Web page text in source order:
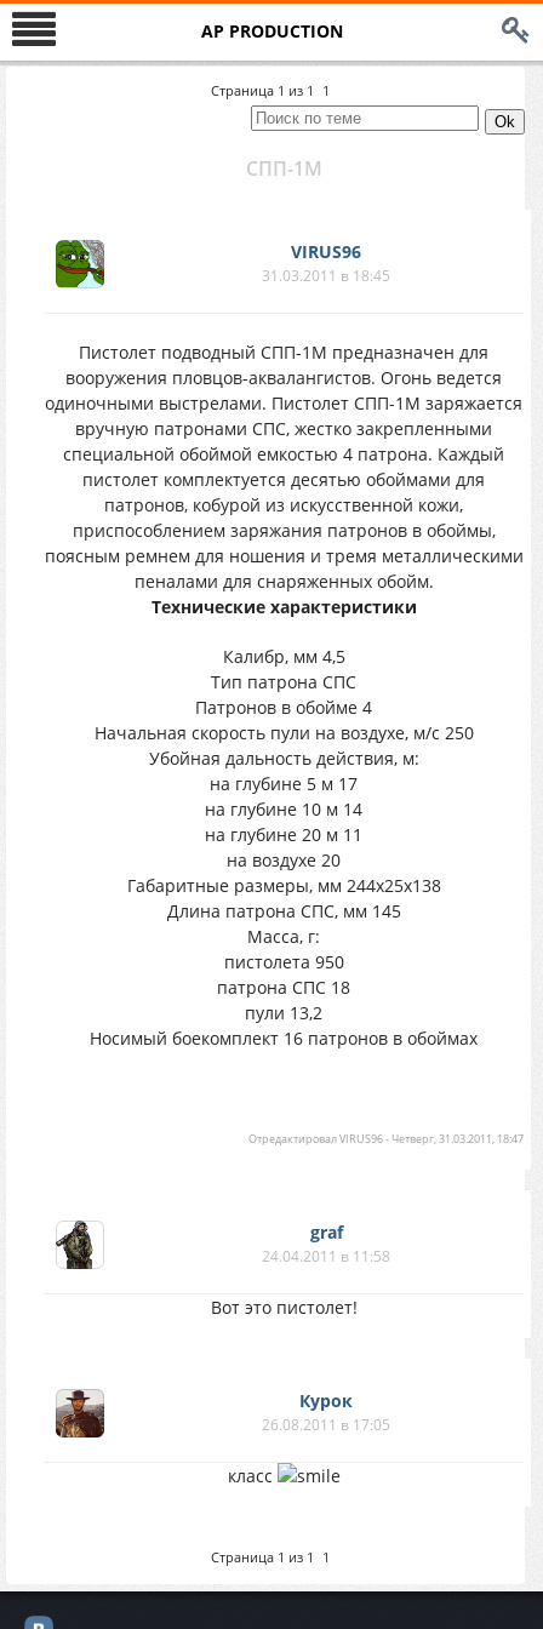
AP PRODUCTION
Страница 1 из 1 1
СПП-1М
VIRUS96
31.03.2011 в 18:45
Пистолет подводный СПП-1М предназначен для
вооружения пловцов-аквалангистов. Огонь ведется
одиночными выстрелами. Пистолет СПП-1М заряжается
вручную патронами СПС, жестко закрепленными
специальной обоймой емкостью 4 патрона. Каждый
пистолет комплектуется десятью обоймами для
патронов, кобурой из искусственной кожи,
приспособлением заряжания патронов в обоймы,
поясным ремнем для ношения и тремя металлическими
пеналами для снаряженных обойм.
Технические характеристики
Калибр, мм 4,5
Тип патрона СПС
Патронов в обойме 4
Начальная скорость пули на воздухе, м/с 250
Убойная дальность действия, м:
на глубине 5 м 17
на глубине 10 м 14
на глубине 20 м 11
на воздухе 20
Габаритные размеры, мм 244х25х138
Длина патрона СПС, мм 145
Масса, г:
пистолета 950
патрона СПС 18
пули 13,2
Носимый боекомплект 16 патронов в обоймах
ОтредактировалVIRUS96-Четверг, 31.03.2011, 18:47
graf
24.04.2011 в 11:58
Вот это пистолет!
Курок
26.08.2011 в 17:05
класс
Страница 1 из 1 1